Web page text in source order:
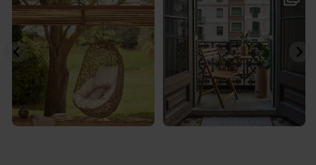
sommer⁠
7 0
...
8 0